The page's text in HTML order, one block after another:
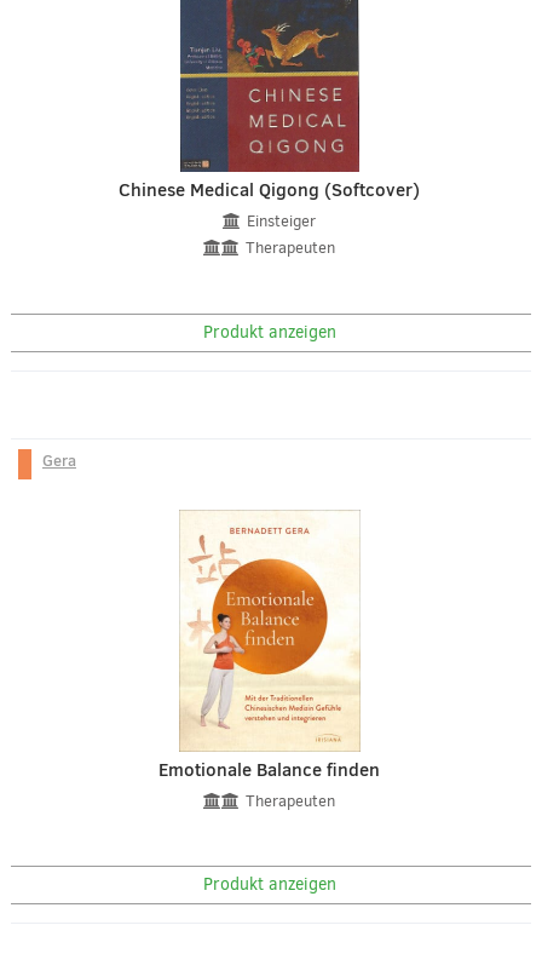
Chinese Medical Qigong (Softcover)
Einsteiger
Therapeuten
Produkt anzeigen
Gera
Emotionale Balance finden
Therapeuten
Produkt anzeigen